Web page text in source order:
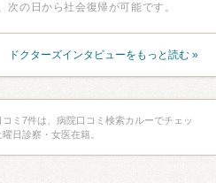
次の日から社会復帰が可能です。
ドクターズインタビューをもっと読む »
ミ7件は、病院口コミ検索カルーでチェッ
日診察・女医在籍。